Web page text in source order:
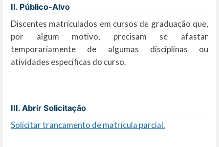
II. Público-Alvo
Discentes matriculados em cursos de graduação que,
por algum motivo, precisam se afastar
temporariamente de algumas disciplinas ou
atividades específicas do curso.
III. Abrir Solicitação
Solicitar trancamento de matrícula parcial.